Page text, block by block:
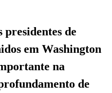
presidentes de
em Washington
na
de